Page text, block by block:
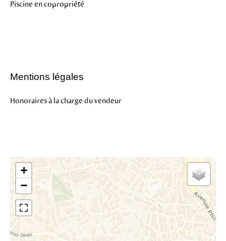
Piscine en copropriété
Mentions légales
Honoraires à la charge du vendeur
+
−